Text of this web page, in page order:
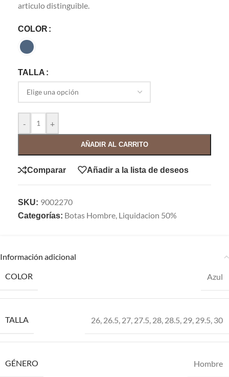
articulo distinguible.
COLOR
TALLA
- +
AÑADIR AL CARRITO
Comparar Añadir a la lista de deseos
SKU: 9002270
Categorías: Botas Hombre, Liquidacion 50%
Información adicional
COLOR
Azul
TALLA 26 26.5 27 27.5 28 28.5 29 29.5 30
GÉNERO Hombre